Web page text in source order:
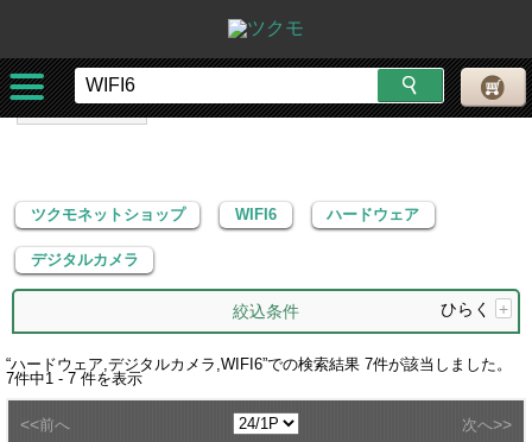
ツクモネットショップ
デジタルカメラ
ツクモネットショップ WIFI6 ハードウェア
デジタルカメラ
絞込条件 ひらく +
“ハードウェア,デジタルカメラ,WIFI6”での検索結果 7件が該当しました。
7件中1 - 7 件を表示
<<前へ 次へ>>